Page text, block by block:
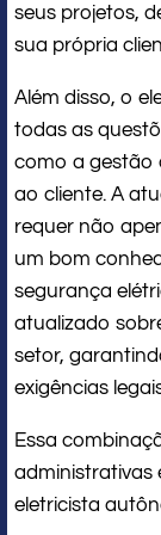
seus projetos,
sua própria
Além disso, o
todas as
como a gestão
ao cliente. A
requer não
um bom
segurança
atualizado
setor,
exigências
Essa
administrativas
eletricista